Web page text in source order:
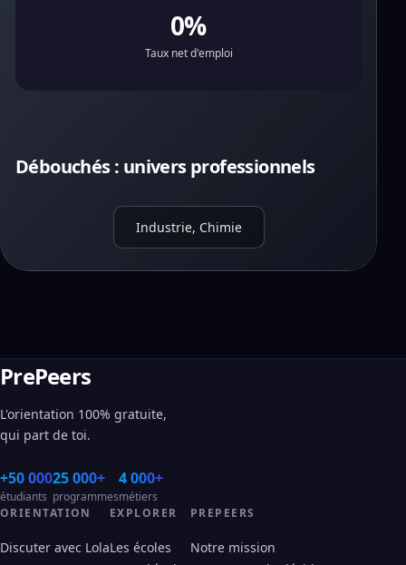
0%
Taux net d'emploi
Débouchés : univers professionnels
Industrie, Chimie
PrePeers
L'orientation 100% gratuite,
qui part de toi.
+50 000
étudiants
25 000+
programmes
4 000+
métiers
ORIENTATION
Discuter avec Lola
EXPLORER
Les écoles
PREPEERS
Notre mission